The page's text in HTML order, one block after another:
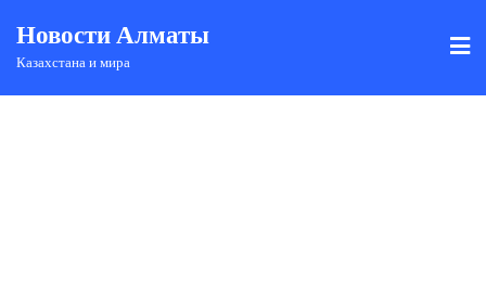
Новости Алматы
Казахстана и мира